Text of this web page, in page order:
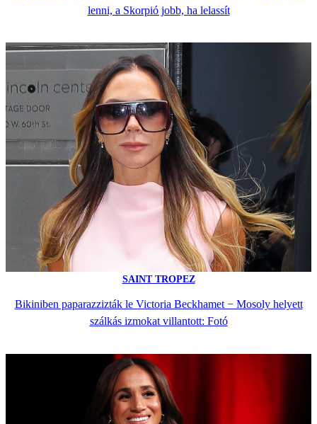
lenni, a Skorpió jobb, ha lelassít
SAINT TROPEZ
Bikiniben paparazzizták le Victoria Beckhamet − Mosoly helyett
szálkás izmokat villantott: Fotó